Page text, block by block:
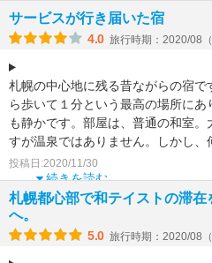
サービスが行き届いた宿
4.0 旅行時期：2020/08（
札幌の中心地に残る昔ながらの宿で
ら歩いて１分という最高の場所にあ
も静かです。部屋は、普通の和室。
すが温泉ではありません。しかし、
す。スタッフの方
続きを読む
投稿日:2020/11/30
札幌都心部で和テイストの滞在
へ。
5.0 旅行時期：2020/08（